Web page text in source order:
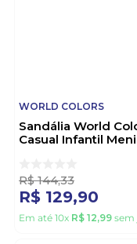
WORLD COLORS
Sandália World
Casual Infantil
R$ 144,33
R$ 129,90
Em até 10x R$ 12,99 sem